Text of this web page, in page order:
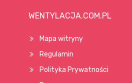
WENTYLACJA.COM.PL
Mapa witryny
Regulamin
Polityka Prywatności